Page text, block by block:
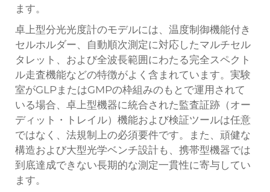
ます。
卓上型分光光度計のモデルには、温度制御機能付き
セルホルダー、自動順次測定に対応したマルチセル
タレット、および全波長範囲にわたる完全スペクト
ル走査機能などの特徴がよく含まれています。実験
室がGLPまたはGMPの枠組みのもとで運用されて
いる場合、卓上型機器に統合された監査証跡（オー
ディット・トレイル）機能および検証ツールは任意
ではなく、法規制上の必須要件です。また、頑健な
構造および大型光学ベンチ設計も、携帯型機器では
到底達成できない長期的な測定一貫性に寄与してい
ます。